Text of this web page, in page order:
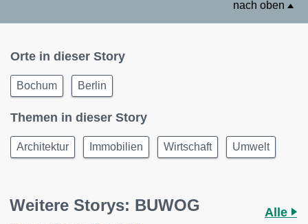
nach oben
Orte in dieser Story
Bochum Berlin
Themen in dieser Story
Architektur Immobilien Wirtschaft Umwelt
Weitere Storys: BUWOG
Alle